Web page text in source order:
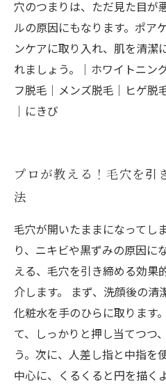
穴のつまりは、ただ見た目が
ルの原因にもなります。ポア
ンケアに取り入れ、肌を清潔
れましょう。｜ホワイトニン
フ脱毛｜メンズ脱毛｜ヒゲ脱
｜にきび
プロが教える！毛穴を引
法
毛穴が開いたままになってし
り、ニキビや黒ずみの原因に
える、毛穴を引き締める効果
介します。 まず、洗顔後の清
化粧水を手のひらに取ります
て、しっかりと押し当てつつ
う。次に、人差し指と中指を
中心に、くるくると円を描く